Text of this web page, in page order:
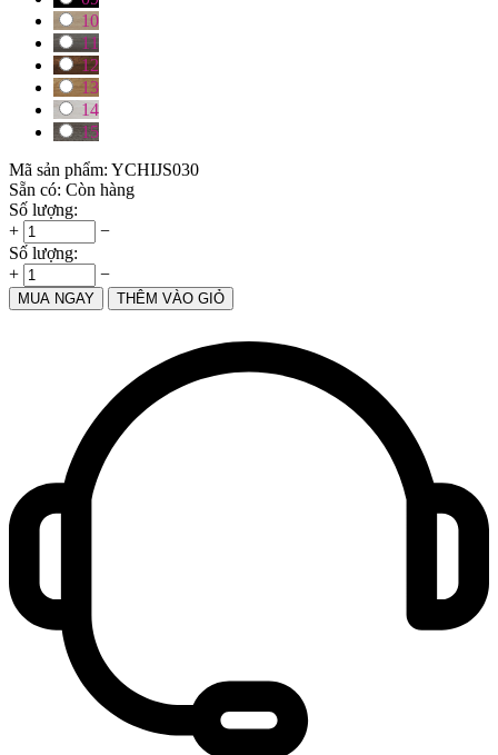
10
11
12
13
14
15
Mã sản phẩm: YCHIJS030
Sẵn có: Còn hàng
Số lượng:
+
−
Số lượng:
+
−
MUA NGAY THÊM VÀO GIỎ